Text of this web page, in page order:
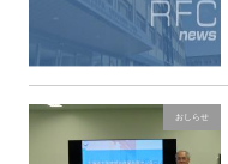
おしらせ